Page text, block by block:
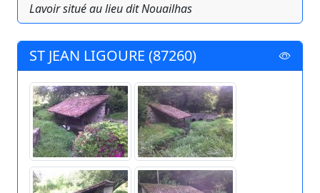
Lavoir situé au lieu dit Nouailhas
ST JEAN LIGOURE (87260)